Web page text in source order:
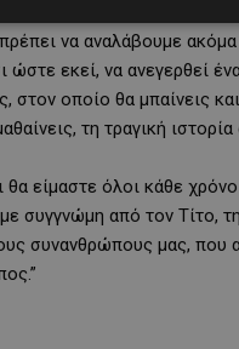
εκεί πριν τόσα
να αναλάβουμε ακόμα
ώστε εκεί, να ανεγερθεί
στον οποίο θα μπαίνεις
τη τραγική
είμαστε όλοι κάθε
συγγνώμη από τον Τίτο,
συνανθρώπους μας, που